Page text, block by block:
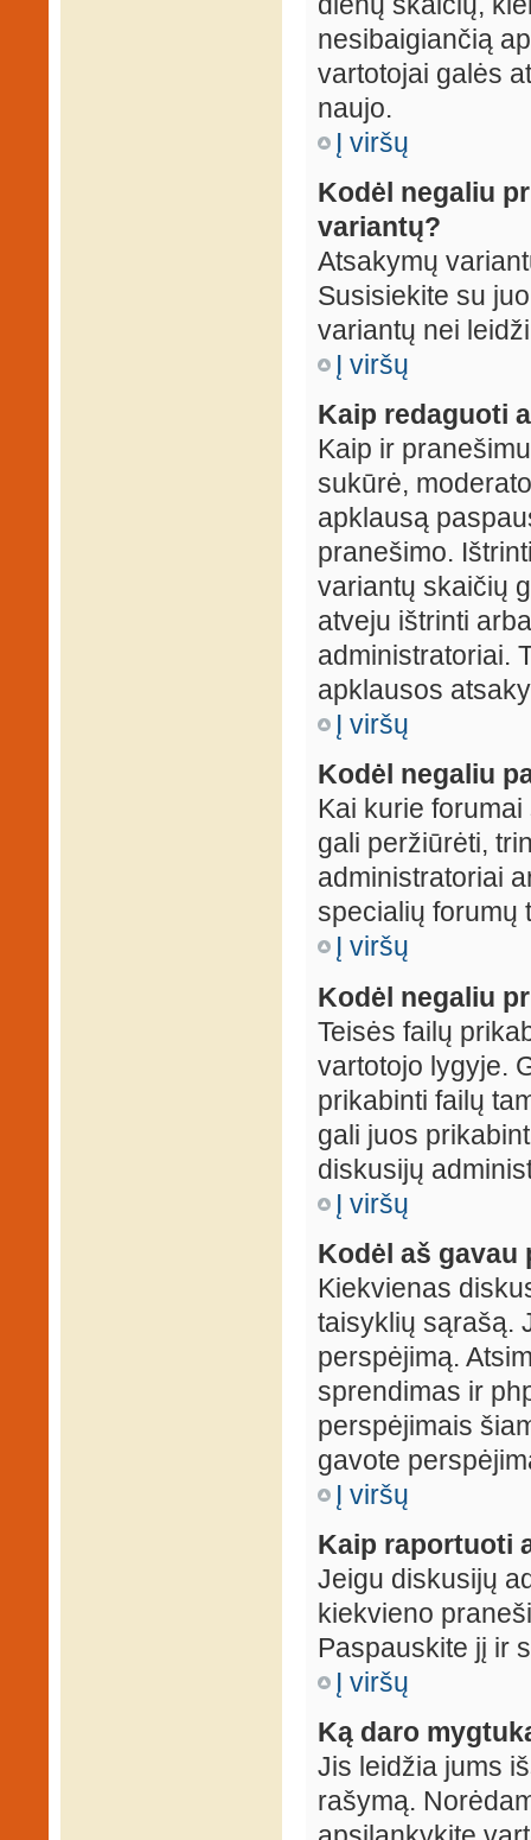
nesibaigiančią
vartotojai galės
naujo.
Į viršų
Kodėl negaliu
variantų?
Atsakymų
Susisiekite su
variantų nei
Į viršų
Kaip redaguoti
Kaip ir
sukūrė,
apklausą
pranešimo.
variantų skaičių
atveju ištrinti
administratoriai.
apklausos
Į viršų
Kodėl negaliu
Kai kurie
gali peržiūrėti,
administratoriai
specialių forumų
Į viršų
Kodėl negaliu
Teisės failų
vartotojo lygyje.
prikabinti failų
gali juos
diskusijų
Į viršų
Kodėl aš gavau
Kiekvienas
taisyklių sąrašą.
perspėjimą.
sprendimas ir
perspėjimais
gavote
Į viršų
Kaip raportuoti
Jeigu diskusijų
kiekvieno
Paspauskite jį ir
Į viršų
Ką daro
Jis leidžia jums
rašymą.